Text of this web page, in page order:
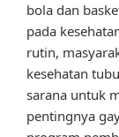
bola dan
pada
rutin,
kesehatan
sarana untuk
pentingnya